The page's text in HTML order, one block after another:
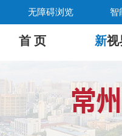
无障碍浏览 智
首 页 新视